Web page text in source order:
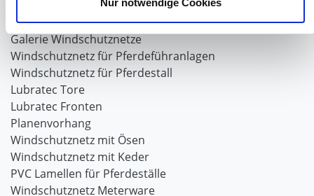
Nur notwendige Cookies
Windschutznetze für Reithallen
Galerie Windschutznetze
Windschutznetz für Pferdeführanlagen
Windschutznetz für Pferdestall
Lubratec Tore
Lubratec Fronten
Planenvorhang
Windschutznetz mit Ösen
Windschutznetz mit Keder
PVC Lamellen für Pferdeställe
Windschutznetz Meterware